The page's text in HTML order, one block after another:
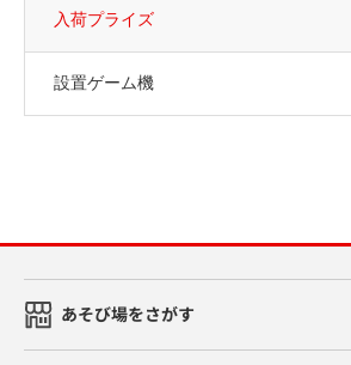
入荷プライズ
設置ゲーム機
あそび場をさがす